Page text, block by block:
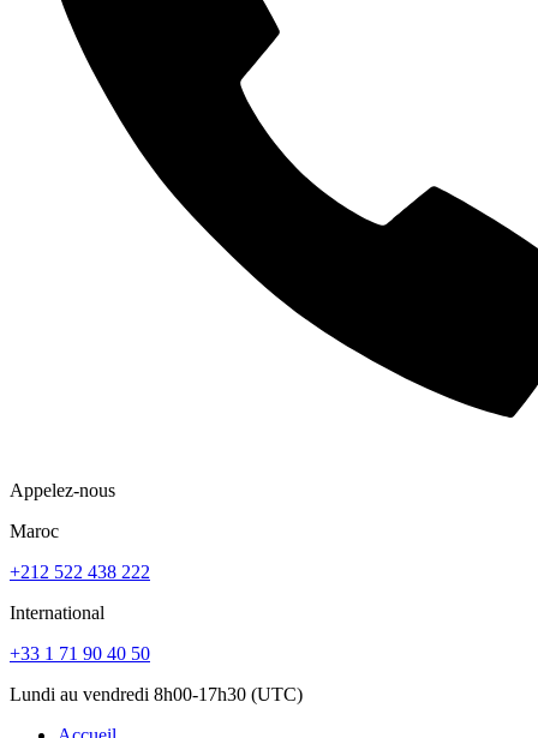
Appelez-nous
Maroc
+212 522 438 222
International
+33 1 71 90 40 50
Lundi au vendredi 8h00-17h30 (UTC)